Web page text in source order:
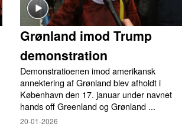
Grønland imod Trump
demonstration
Demonstratioenen imod amerikansk
annektering af Grønland blev afholdt i
København den 17. januar under navnet
hands off Greenland og Grønland ...
20-01-2026